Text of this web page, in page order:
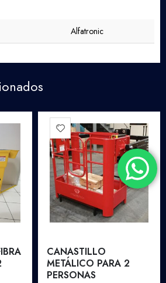
Alfatronic
CANASTILLO
METÁLICO PARA 2
PERSONAS